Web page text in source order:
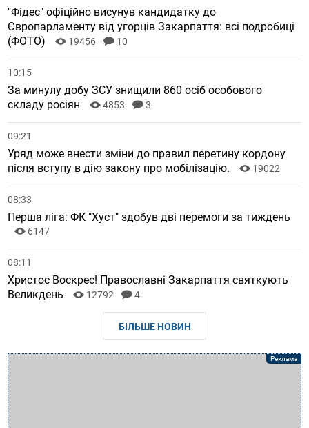
"Фідес" офіційно висунув кандидатку до
Європарламенту від угорців Закарпаття: всі подробиці
(ФОТО)
19456 10
10:15
За минулу добу ЗСУ знищили 860 осіб особового
складу росіян
4853 3
09:21
Уряд може внести зміни до правил перетину кордону
після вступу в дію закону про мобілізацію.
19022
08:33
Перша ліга: ФК "Хуст" здобув дві перемоги за тиждень
6147
08:11
Христос Воскрес! Православні Закарпаття святкують
Великдень
12792 4
БІЛЬШЕ НОВИН